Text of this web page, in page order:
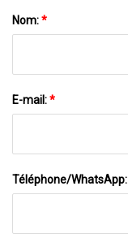
Nom:*
E-mail:*
Téléphone/WhatsApp: